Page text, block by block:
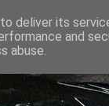
deliver its
and
abuse.